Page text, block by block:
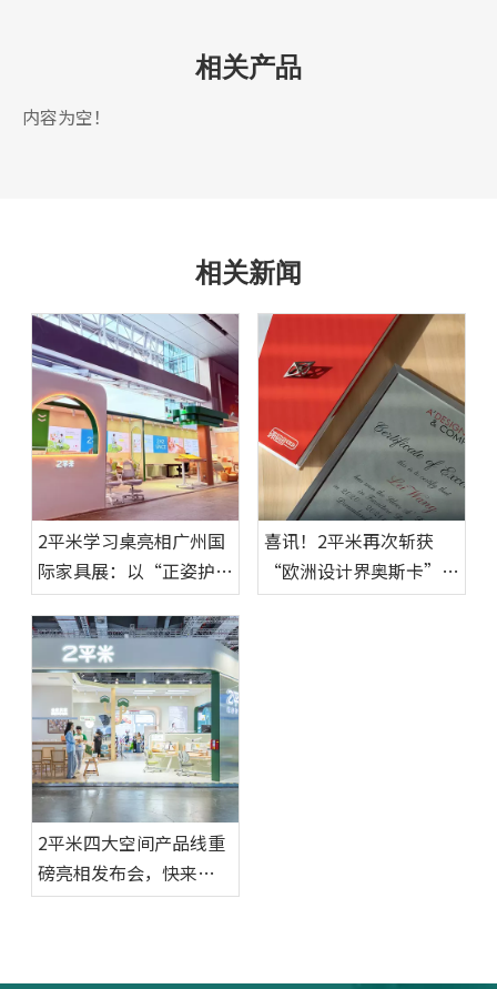
相关产品
内容为空！
相关新闻
2平米学习桌亮相广州国
际家具展：以“正姿护眼
空间”引领居家办公学习
场景升级
喜讯！2平米再次斩获
“欧洲设计界奥斯卡”A'
Design Award三项大
2平米四大空间产品线重
磅亮相发布会，快来
CBME现场体验！